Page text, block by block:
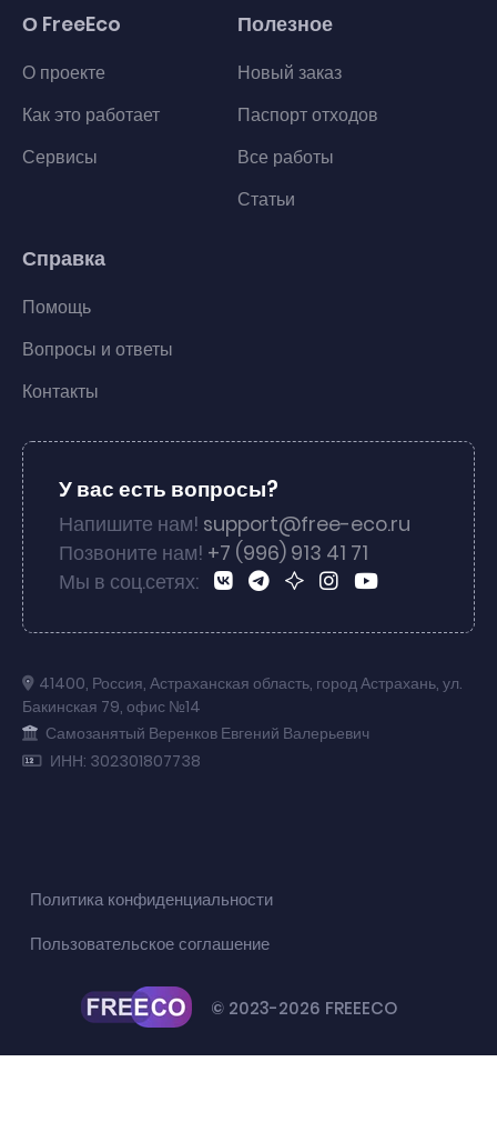
О FreeEco
О проекте
Как это работает
Сервисы
Полезное
Новый заказ
Паспорт отходов
Все работы
Статьи
Справка
Помощь
Вопросы и ответы
Контакты
У вас есть вопросы?
Напишите нам! support@free-eco.ru
Позвоните нам! +7 (996) 913 41 71
Мы в соц.сетях:
41400, Россия, Астраханская область, город Астрахань, ул.
Бакинская 79, офис №14
Самозанятый Веренков Евгений Валерьевич
ИНН: 302301807738
© 2023-2026 FREEECO
Политика конфиденциальности
Пользовательское соглашение